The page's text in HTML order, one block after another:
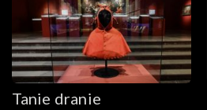
Tanie dranie